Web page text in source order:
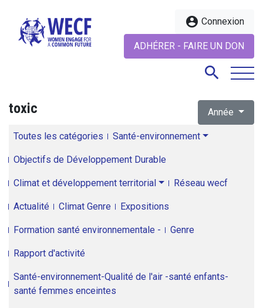
account_circle Connexion
ADHÉRER - FAIRE UN DON
search
toxic Année
Toutes les catégories Santé-environnement
Objectifs de Développement Durable
Climat et développement territorial Réseau wecf
Actualité Climat Genre Expositions
Formation santé environnementale - Genre
Rapport d'activité
Santé-environnement-Qualité de l'air -santé enfants-
santé femmes enceintes